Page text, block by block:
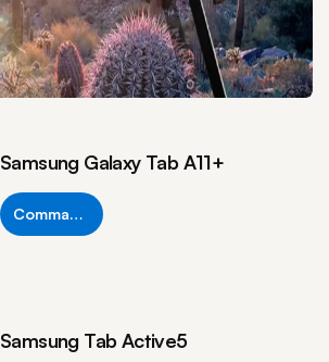
Samsung Galaxy Tab A11+
Commander
Samsung Tab Active5